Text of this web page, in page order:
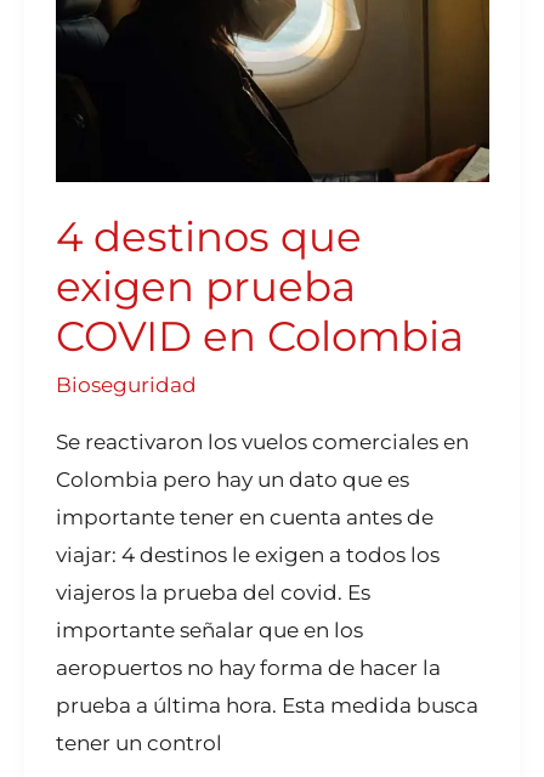
4 destinos que
exigen prueba
COVID en Colombia
Bioseguridad
Se reactivaron los vuelos comerciales en
Colombia pero hay un dato que es
importante tener en cuenta antes de
viajar: 4 destinos le exigen a todos los
viajeros la prueba del covid. Es
importante señalar que en los
aeropuertos no hay forma de hacer la
prueba a última hora. Esta medida busca
tener un control